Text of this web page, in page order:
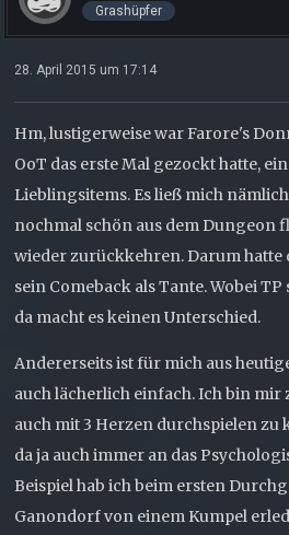
Grashüpfer
28. April 2015 um 17:14
Hm, lustigerweise war Farore's
OoT das erste Mal gezockt hatte,
Lieblingsitems. Es ließ mich
nochmal schön aus dem Dungeon
wieder zurückkehren. Darum hatte
sein Comeback als Tante. Wobei
da macht es keinen Unterschied.
Andererseits ist für mich aus
auch lächerlich einfach. Ich bin mir
auch mit 3 Herzen durchspielen zu
da ja auch immer an das
Beispiel hab ich beim ersten
Ganondorf von einem Kumpel